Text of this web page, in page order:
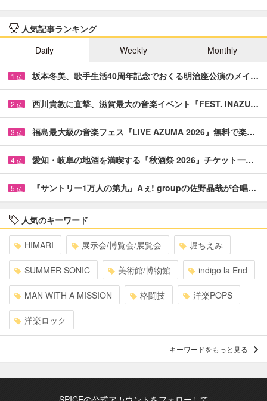
人気記事ランキング
Daily
Weekly Monthly
1 位 坂本冬美、歌手生活40周年記念でおくる明治座公演のメイ…
2 位 西川貴教に直撃、滋賀最大の音楽イベント『FEST. INAZU…
3 位 福島最大級の音楽フェス『LIVE AZUMA 2026』無料で楽…
4 位 愛知・岐阜の地酒を満喫する『秋酒祭 2026』チケット一…
5 位 『サントリー1万人の第九』Aぇ! groupの佐野晶哉が合唱…
人気のキーワード
HIMARI 展示会/博覧会/展覧会 堀ちえみ
SUMMER SONIC 美術館/博物館 indigo la End
MAN WITH A MISSION 格闘技 洋楽POPS
洋楽ロック
キーワードをもっと見る